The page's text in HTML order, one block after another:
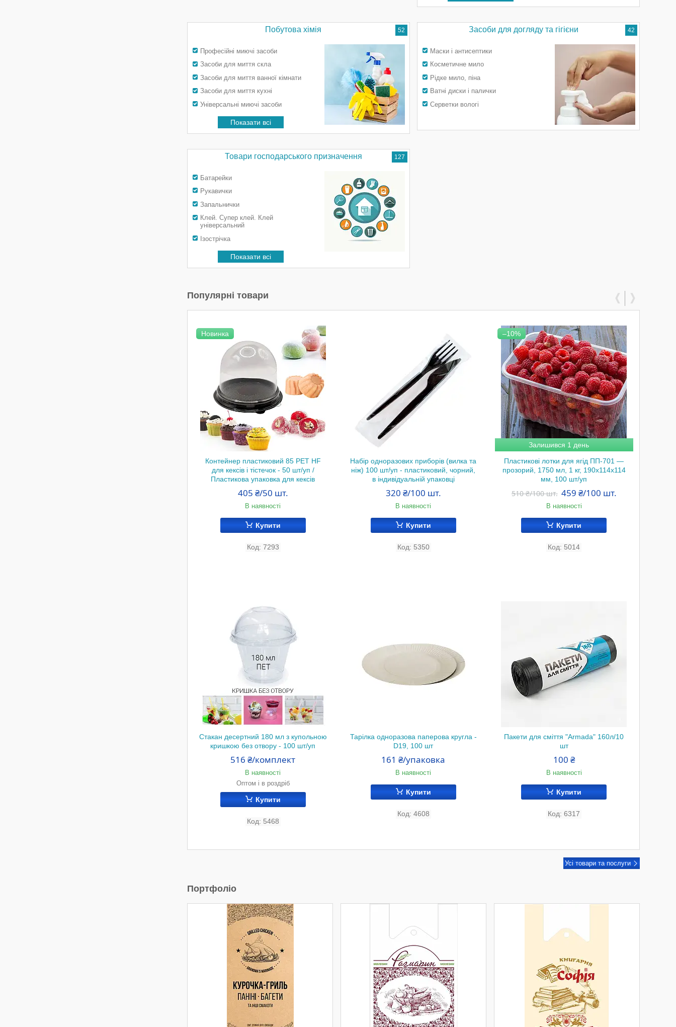
Побутова хімія 52
Професійні миючі засоби
Засоби для миття скла
Засоби для миття ванної кімнати
Засоби для миття кухні
Універсальні миючі засоби
Показати всі
Засоби для догляду та гігієни 42
Маски і антисептики
Косметичне мило
Рідке мило, піна
Ватні диски і палички
Серветки вологі
Товари господарського призначення 127
Батарейки
Рукавички
Запальнички
Клей. Супер клей. Клей
універсальний
Ізострічка
Показати всі
Популярні товари
Новинка
Контейнер пластиковий 85 PET HF
для кексів і тістечок - 50 шт/уп /
Пластикова упаковка для кексів
405 ₴/50 шт.
В наявності
Купити
7293
Набір одноразових приборів (вилка та
ніж) 100 шт/уп - пластиковий, чорний,
в індивідуальній упаковці
320 ₴/100 шт.
В наявності
Купити
5350
–10%
Залишився 1 день
Пластикові лотки для ягід ПП-701 —
прозорий, 1750 мл, 1 кг, 190х114х114
мм, 100 шт/уп
510 ₴/100 шт. 459 ₴/100 шт.
В наявності
Купити
5014
Стакан десертний 180 мл з купольною
кришкою без отвору - 100 шт/уп
516 ₴/комплект
В наявності
Оптом і в роздріб
Купити
5468
Тарілка одноразова паперова кругла -
D19, 100 шт
161 ₴/упаковка
В наявності
Купити
4608
Пакети для сміття "Armada" 160л/10
шт
100 ₴
В наявності
Купити
6317
Усі товари та послуги
Портфоліо